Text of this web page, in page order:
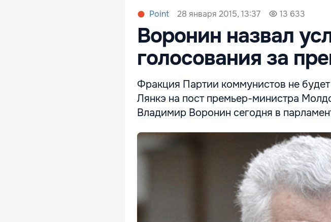
Point 28 января 2015, 13:37 13 633
Воронин назвал
голосования за
Фракция Партии коммунистов не
Лянкэ на пост премьер-министра
Владимир Воронин сегодня в